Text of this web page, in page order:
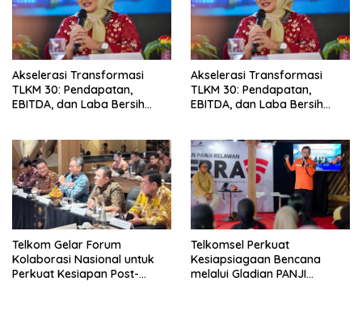
Akselerasi Transformasi
TLKM 30: Pendapatan,
EBITDA, dan Laba Bersih
Akselerasi Transformasi
TLKM 30: Pendapatan,
EBITDA, dan Laba Bersih
Telkom Gelar Forum
Kolaborasi Nasional untuk
Perkuat Kesiapan Post-
Telkomsel Perkuat
Kesiapsiagaan Bencana
melalui Gladian PANJI